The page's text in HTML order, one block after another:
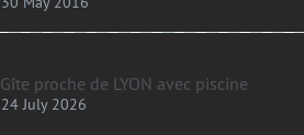
Gîte proche de LYON avec piscine
24 July 2026